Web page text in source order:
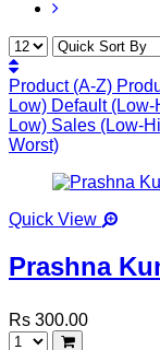
Product (A-Z)
Low) Default (Low-
Low) Sales (Low-
Worst)
Quick View
Prashna
Rs 300.00